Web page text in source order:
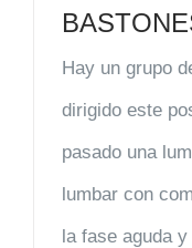
Hay un grupo
dirigido este
pasado una
lumbar con
la fase aguda